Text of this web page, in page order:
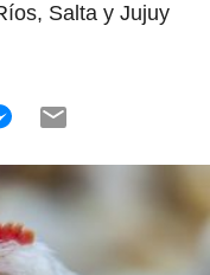
Salta y Jujuy